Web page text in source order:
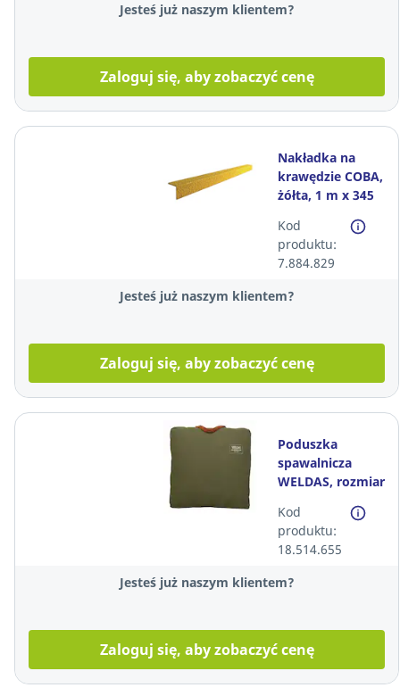
Jesteś już naszym klientem?
Zaloguj się, aby zobaczyć cenę
Nakładka na
krawędzie COBA,
żółta, 1 m x 345
Kod
produktu:
7.884.829
Jesteś już naszym klientem?
Zaloguj się, aby zobaczyć cenę
Poduszka
spawalnicza
WELDAS, rozmiar
Kod
produktu:
18.514.655
Jesteś już naszym klientem?
Zaloguj się, aby zobaczyć cenę